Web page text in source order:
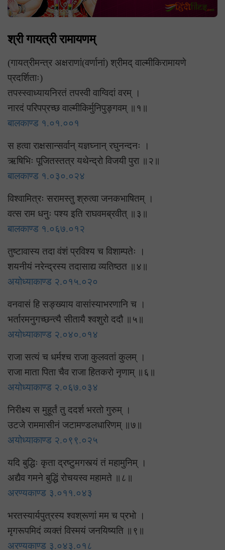
श्री गायत्री रामायणम्
(गायत्रीमन्त्र अक्षराणां(वर्णानां) श्रीमद् वाल्मीकिरामायणे
प्रदर्शिताः)
तपस्स्वाध्यायनिरतं तपस्वी वाग्विदां वरम् ।
नारदं परिपप्रच्छ वाल्मीकिर्मुनिपुङ्गवम् ॥१॥
बालकाण्ड १.०१.००१
स हत्वा राक्षसान्सर्वान् यज्ञघ्नान् रघुनन्दनः ।
ऋषिभिः पूजितस्तत्र यथेन्द्रो विजयी पुरा ॥२॥
बालकाण्ड १.०३०.०२४
विश्वामित्रः सरामस्तु श्रुत्वा जनकभाषितम् ।
वत्स राम धनुः पश्य इति राघवमब्रवीत् ॥३॥
बालकाण्ड १.०६७.०१२
तुष्टावास्य तदा वंशं प्रविश्य च विशाम्पतेः ।
शयनीयं नरेन्द्रस्य तदासाद्य व्यतिष्ठत ॥४॥
अयोध्याकाण्ड २.०१५.०२०
वनवासं हि सङ्ख्याय वासांस्याभरणानि च ।
भर्तारमनुगच्छन्त्यै सीतायै श्वशुरो ददौ ॥५॥
अयोध्याकाण्ड २.०४०.०१४
राजा सत्यं च धर्मश्च राजा कुलवतां कुलम् ।
राजा माता पिता चैव राजा हितकरो नृणाम् ॥६॥
अयोध्याकाण्ड २.०६७.०३४
निरीक्ष्य स मुहूर्तं तु ददर्श भरतो गुरुम् ।
उटजे राममासीनं जटामण्डलधारिणम् ॥७॥
अयोध्याकाण्ड २.०९९.०२५
यदि बुद्धिः कृता द्रष्टुमगस्त्यं तं महामुनिम् ।
अद्यैव गमने बुद्धिं रोचयस्व महामते ॥८॥
अरण्यकाण्ड ३.०११.०४३
भरतस्यार्यपुत्रस्य श्वश्रूणां मम च प्रभो ।
मृगरूपमिदं व्यक्तं विस्मयं जनयिष्यति ॥९॥
अरण्यकाण्ड ३.०४३.०१८